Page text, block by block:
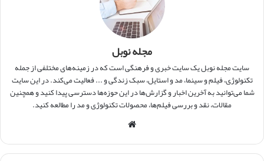
مجله نوبل
سایت مجله نوبل یک سایت خبری و فرهنگی است که در زمینه‌های مختلفی از جمله
تکنولوژی، فیلم و سینما، مد و استایل، سبک زندگی و ... فعالیت می‌کند. در این سایت
شما می‌توانید به آخرین اخبار و گزارش‌ها در این حوزه‌ها دسترسی پیدا کنید و همچنین
مقالات، نقد و بررسی فیلم‌ها، محصولات تکنولوژی و مد را مطالعه کنید.
س